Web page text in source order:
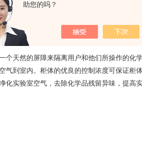
助您的吗？
更新时间：2018-08-28
天然的屏障来隔离用户和他们所操作的化学
到室内。柜体的优良的控制浓度可保证柜
实验室空气，去除化学品残留异味，提高实